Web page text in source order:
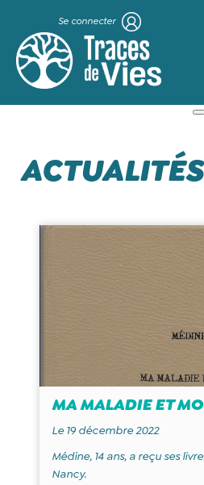
Se connecter
ACTUALITÉS
MA MALADIE ET
Le 19 décembre 2022
Médine, 14 ans, a reçu ses
Nancy.